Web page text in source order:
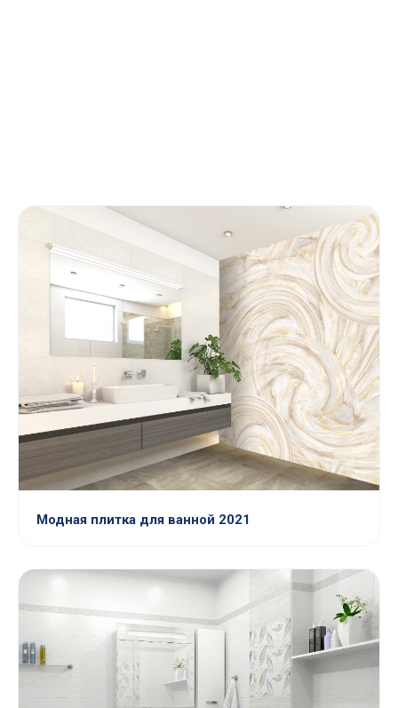
Модная плитка для ванной 2021